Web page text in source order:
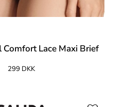
Comfort Lace Maxi Brief
299 DKK